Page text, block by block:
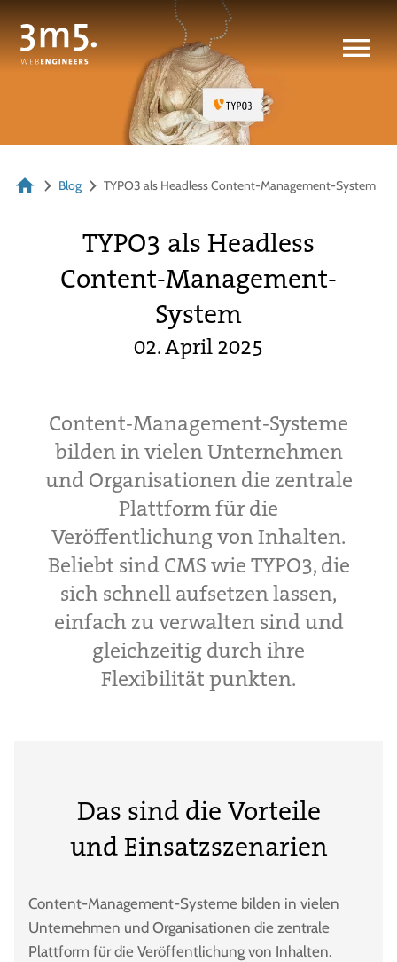
Blog TYPO3 als Headless Content-Management-System
TYPO3 als Headless
Content-Management-
System
02. April 2025
Content-Management-Systeme
bilden in vielen Unternehmen
und Organisationen die zentrale
Plattform für die
Veröffentlichung von Inhalten.
Beliebt sind CMS wie TYPO3, die
sich schnell aufsetzen lassen,
einfach zu verwalten sind und
gleichzeitig durch ihre
Flexibilität punkten.
Das sind die Vorteile
und Einsatzszenarien
Content-Management-Systeme bilden in vielen
Unternehmen und Organisationen die zentrale
Plattform für die Veröffentlichung von Inhalten.